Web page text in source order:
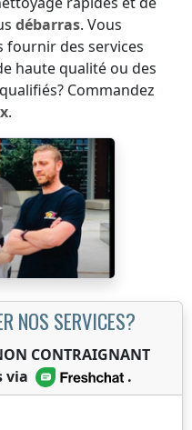
débarras. Vous
fournir des services
haute qualité ou des
Commandez
.
NOS SERVICES?
CONTRAIGNANT
via
.